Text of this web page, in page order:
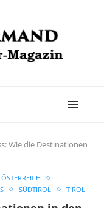
Wie die Destinationen
SÜDTIROL TIROL